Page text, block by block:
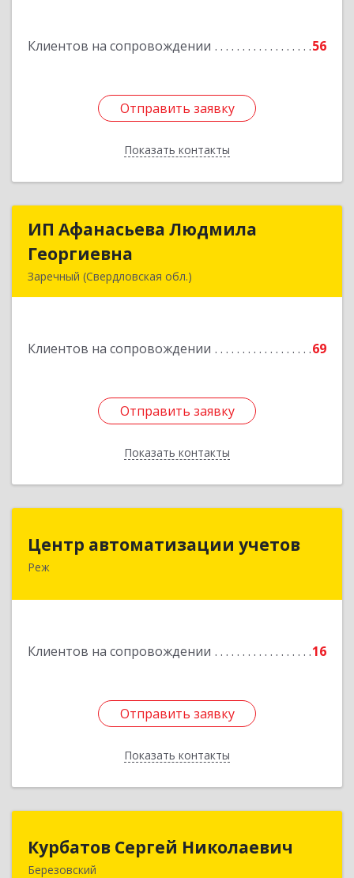
Клиентов на сопровождении 56
Отправить заявку
Показать контакты
Подробнее
Отправить заявку
Назад
ИП Афанасьева Людмила
Георгиевна
Заречный (Свердловская обл.)
Клиентов на сопровождении 69
Отправить заявку
Показать контакты
ИП Афанасьева Людмила
Подробнее
Отправить заявку
Назад
Центр автоматизации учетов
Реж
Клиентов на сопровождении 16
Отправить заявку
Показать контакты
623750, Свердловская обл, Режевской р-н, Реж
Отправить заявку
Назад
Курбатов Сергей Николаевич
Березовский
Курбатов Сергей Николаевич